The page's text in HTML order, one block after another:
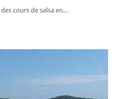
cours de salsa en…